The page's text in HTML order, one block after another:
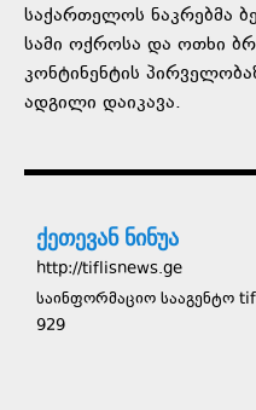
საქართელოს ნაკრებმა
სამი ოქროსა და ოთხი
კონტინენტის
ადგილი დაიკავა.
ქეთევან ნინუა
http://tiflisnews.ge
საინფორმაციო სააგენტო
929